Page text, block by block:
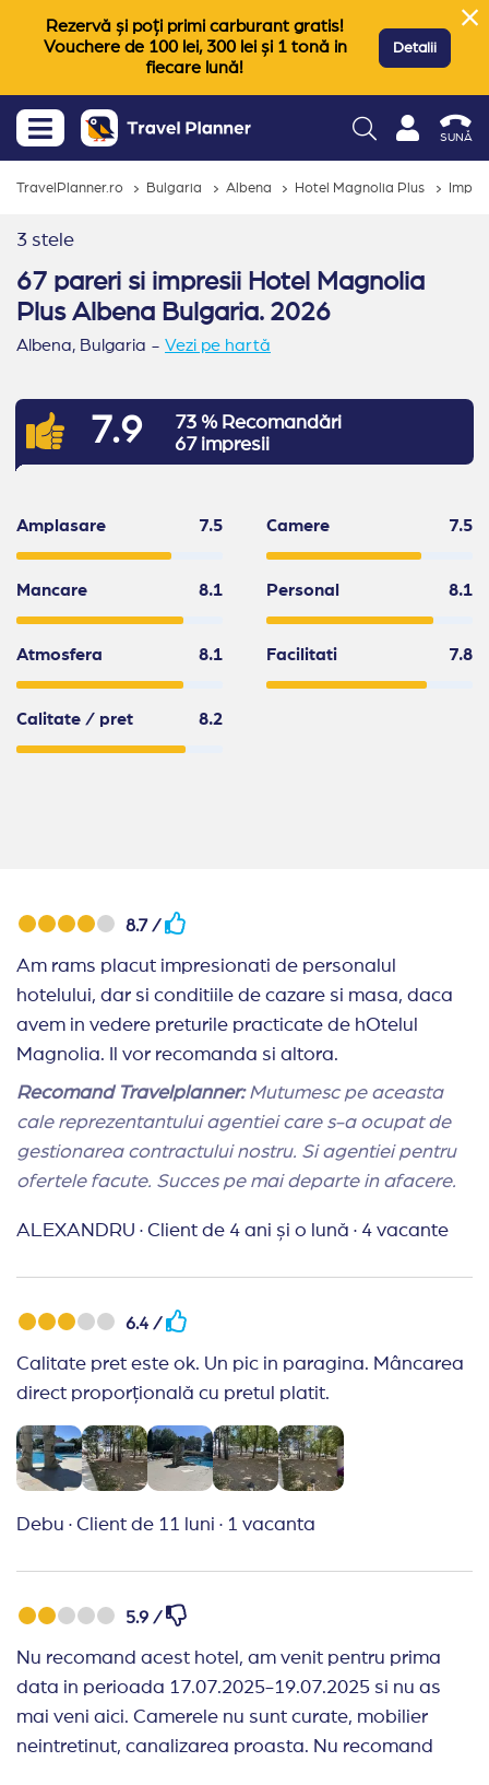
Rezervă și poți primi carburant gratis!
Vouchere de 100 lei, 300 lei și 1 tonă in
fiecare lună!
Detalii
SUNĂ
TravelPlanner.ro Bulgaria Albena Hotel Magnolia Plus
3 stele
67 pareri si impresii Hotel Magnolia
Plus Albena Bulgaria. 2026
Albena, Bulgaria - Vezi pe hartă
7.9
73 % Recomandări
67 impresii
Amplasare 7.5 Camere 7.5
Mancare 8.1 Personal 8.1
Atmosfera 8.1 Facilitati 7.8
Calitate / pret 8.2
8.7 /
Am rams placut impresionati de personalul
hotelului, dar si conditiile de cazare si masa, daca
avem in vedere preturile practicate de hOtelul
Magnolia. Il vor recomanda si altora.
Recomand Travelplanner:Mutumesc pe aceasta
cale reprezentantului agentiei care s-a ocupat de
gestionarea contractului nostru. Si agentiei pentru
ofertele facute. Succes pe mai departe in afacere.
ALEXANDRU · Client de 4 ani și o lună · 4 vacante
6.4 /
Calitate pret este ok. Un pic in paragina. Mâncarea
direct proporțională cu pretul platit.
Debu · Client de 11 luni · 1 vacanta
5.9 /
Nu recomand acest hotel, am venit pentru prima
data in perioada 17.07.2025-19.07.2025 si nu as
mai veni aici. Camerele nu sunt curate, mobilier
neintretinut, canalizarea proasta. Nu recomand